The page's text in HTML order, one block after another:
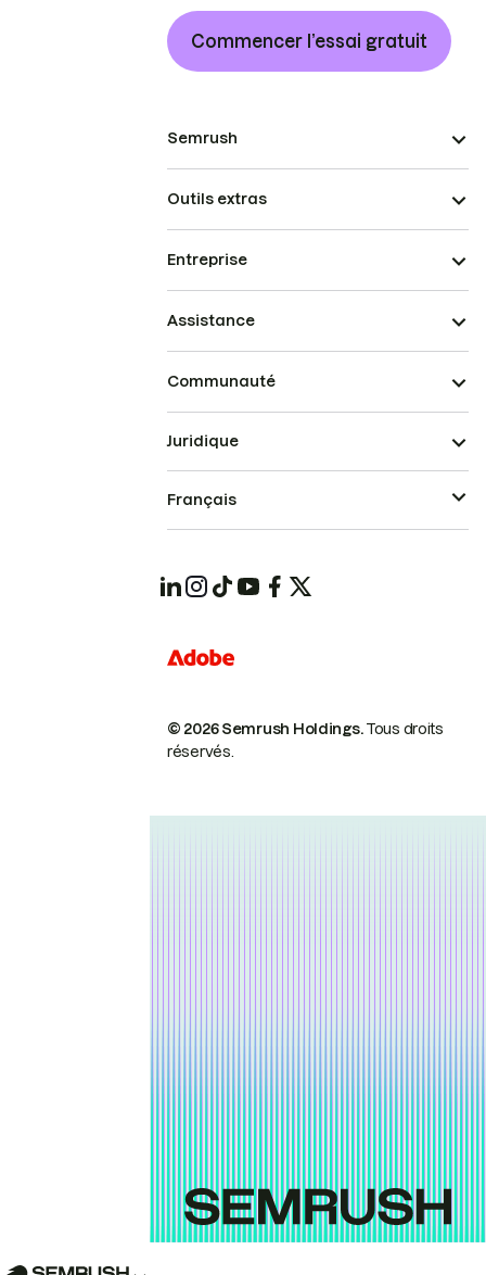
Commencer l’essai gratuit
Semrush
Outils extras
Entreprise
Assistance
Communauté
© 2026 Semrush Holdings.Tous droits
réservés.
Juridique
Français